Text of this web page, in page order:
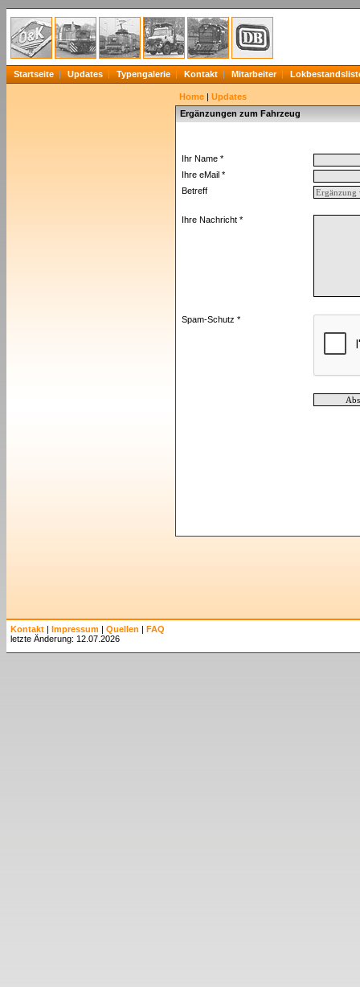
Startseite Updates Typengalerie Kontakt Mitarbeiter
Home | Updates
Ergänzungen zum Fahrzeug
Ihr Name *
Ihre eMail *
Betreff
Ihre Nachricht *
Spam-Schutz *
Kontakt | Impressum | Quellen | FAQ
letzte Änderung: 12.07.2026